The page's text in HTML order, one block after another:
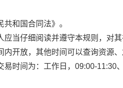
和国合同法》。
应当仔细阅读并遵守本规则，对
内开放，其他时间可以查询资源
易时间为：工作日，09:00-11:30